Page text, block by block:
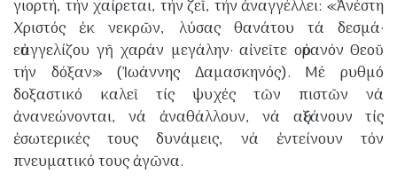
γιορτή, τήν χαίρεται, τήν ζεῖ, τήν ἀναγγέλλει: «Ἀνέστη
Χριστός ἐκ νεκρῶν, λύσας θανάτου τά δεσμά·
εὐαγγελίζου γῆ χαράν μεγάλην· αἰνεῖτε οὐρανόν Θεοῦ
τήν δόξαν» (Ἰωάννης Δαμασκηνός). Μέ ρυθμό
δοξαστικό καλεῖ τίς ψυχές τῶν πιστῶν νά
ἀνανεώνονται, νά ἀναθάλλουν, νά αὐξάνουν τίς
ἐσωτερικές τους δυνάμεις, νά ἐντείνουν τόν
πνευματικό τους ἀγῶνα.